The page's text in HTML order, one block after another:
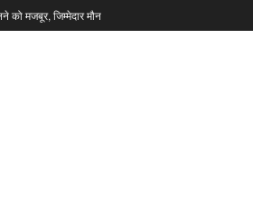
को मजबूर, जिम्मेदार मौन